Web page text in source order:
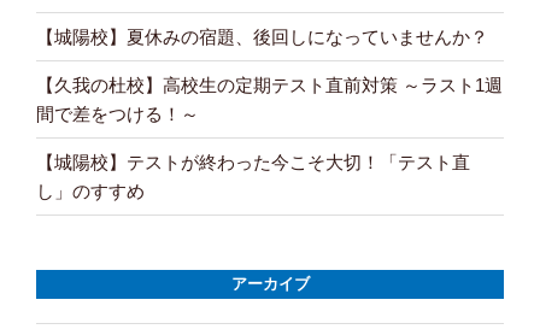
【城陽校】夏休みの宿題、後回しになっていませんか？
【久我の杜校】高校生の定期テスト直前対策 ～ラスト1週
間で差をつける！～
【城陽校】テストが終わった今こそ大切！「テスト直
し」のすすめ
アーカイブ